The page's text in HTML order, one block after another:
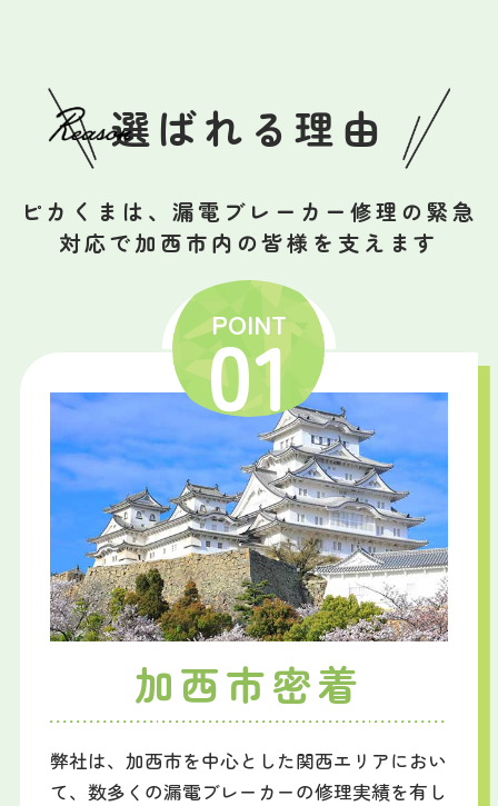
選ばれる理由
ピカくまは、漏電ブレーカー修理の緊急
対応で加西市内の皆様を支えます
POINT
01
加西市密着
弊社は、加西市を中心とした関西エリアにおい
て、数多くの漏電ブレーカーの修理実績を有し